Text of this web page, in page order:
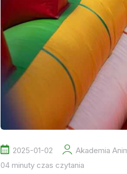
2025-01-02 Akademia
04 minuty czas czytania